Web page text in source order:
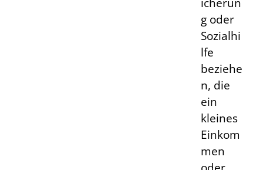
g oder
Sozialhi
lfe
beziehe
n, die
ein
kleines
Einkom
men